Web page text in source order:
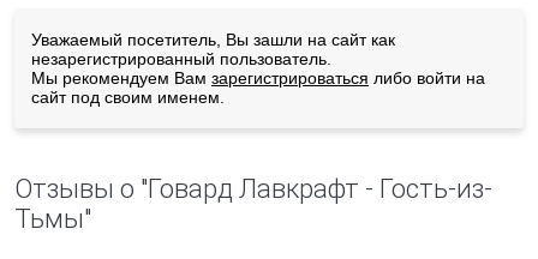
Уважаемый посетитель, Вы зашли на сайт как
незарегистрированный пользователь.
Мы рекомендуем Вам зарегистрироваться либо войти на
сайт под своим именем.
Отзывы о "Говард Лавкрафт - Гость-из-
Тьмы"